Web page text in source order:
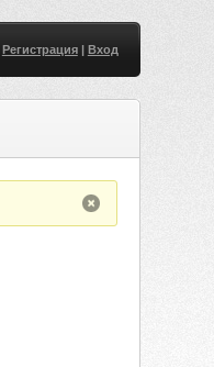
Регистрация| Вход